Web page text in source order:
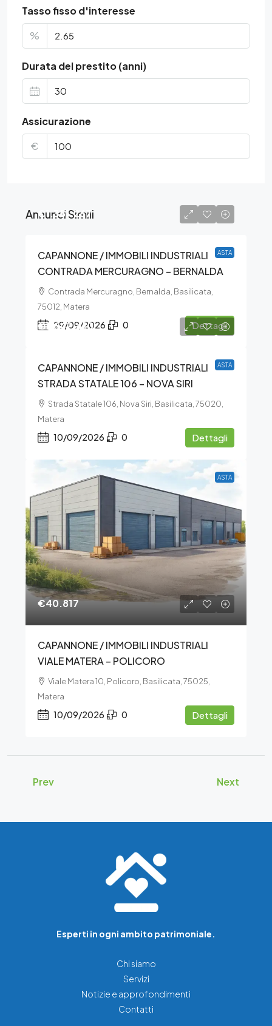
Tasso fisso d'interesse
%
Durata del prestito (anni)
Assicurazione
€
Annunci Simili
ASTA
€1.351.267
CAPANNONE / IMMOBILI INDUSTRIALI
CONTRADA MERCURAGNO – BERNALDA
Contrada Mercuragno, Bernalda, Basilicata,
75012, Matera
29/09/2026 0 Dettagli
ASTA
€1.642.410
CAPANNONE / IMMOBILI INDUSTRIALI
STRADA STATALE 106 – NOVA SIRI
Strada Statale 106, Nova Siri, Basilicata, 75020,
Matera
10/09/2026 0 Dettagli
ASTA
€40.817
CAPANNONE / IMMOBILI INDUSTRIALI
VIALE MATERA – POLICORO
Viale Matera 10, Policoro, Basilicata, 75025,
Matera
10/09/2026 0 Dettagli
Prev Next
Esperti in ogni ambito patrimoniale.
Chi siamo
Servizi
Notizie e approfondimenti
Contatti